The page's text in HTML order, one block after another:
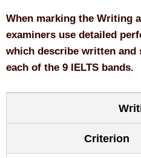
When marking the Writing
examiners use detailed
which describe written and
each of the 9 IELTS bands.
Criterion